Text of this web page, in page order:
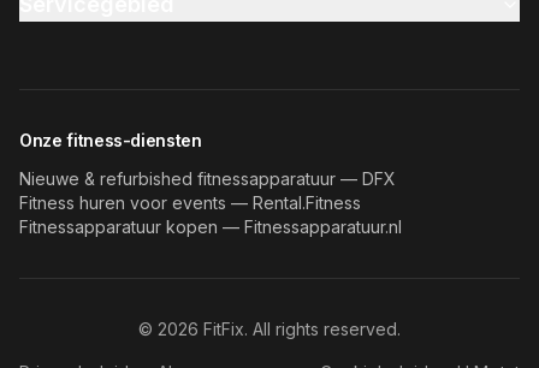
Onze fitness-diensten
Nieuwe & refurbished fitnessapparatuur — DFX
Fitness huren voor events — Rental.Fitness
Fitnessapparatuur kopen — Fitnessapparatuur.nl
© 2026 FitFix. All rights reserved.